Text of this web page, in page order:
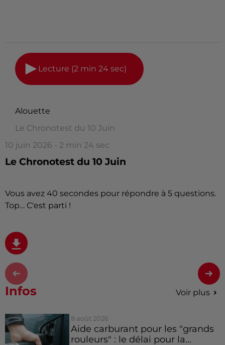
Lecture (2 min 24 sec)
Alouette
Le Chronotest du 10 Juin
10 juin 2026 - 2 min 24 sec
Le Chronotest du 10 Juin
Vous avez 40 secondes pour répondre à 5 questions.
Top… C'est parti !
Infos Voir plus
8 août 2026
Aide carburant pour les "grands
rouleurs" : le délai pour la...